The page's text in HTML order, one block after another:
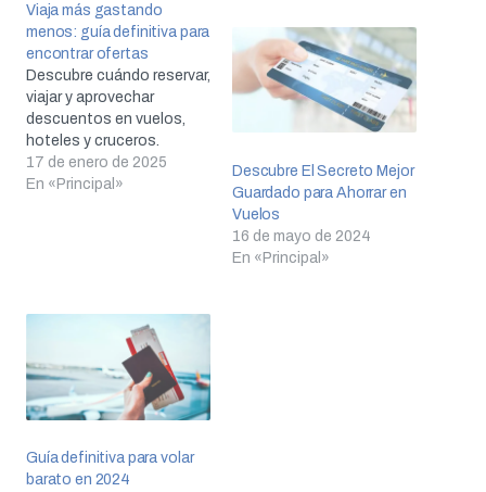
Viaja más gastando
menos: guía definitiva para
encontrar ofertas
Descubre cuándo reservar,
viajar y aprovechar
descuentos en vuelos,
hoteles y cruceros.
17 de enero de 2025
En «Principal»
Descubre El Secreto Mejor
Guardado para Ahorrar en
Vuelos
16 de mayo de 2024
En «Principal»
Guía definitiva para volar
barato en 2024